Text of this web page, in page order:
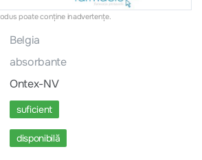
poate conţine inadvertenţe.
Belgia
absorbante
Ontex-NV
suficient
disponibilă